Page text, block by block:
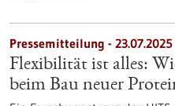
Pressemitteilung - 23.07.2025
Flexibilität ist alles:
beim Bau neuer